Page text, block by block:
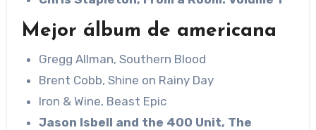
Mejor álbum de americana
Gregg Allman, Southern Blood
Brent Cobb, Shine on Rainy Day
Iron & Wine, Beast Epic
Jason Isbell and the 400 Unit, The